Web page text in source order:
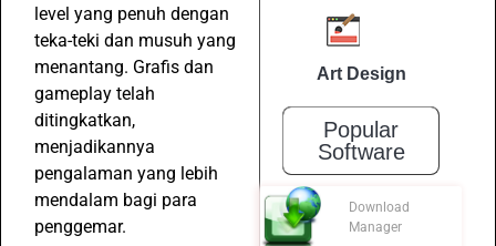
level yang penuh dengan
teka-teki dan musuh yang
menantang. Grafis dan
gameplay telah
ditingkatkan,
menjadikannya
pengalaman yang lebih
mendalam bagi para
penggemar.
Art Design
Popular
Software
Download
Manager